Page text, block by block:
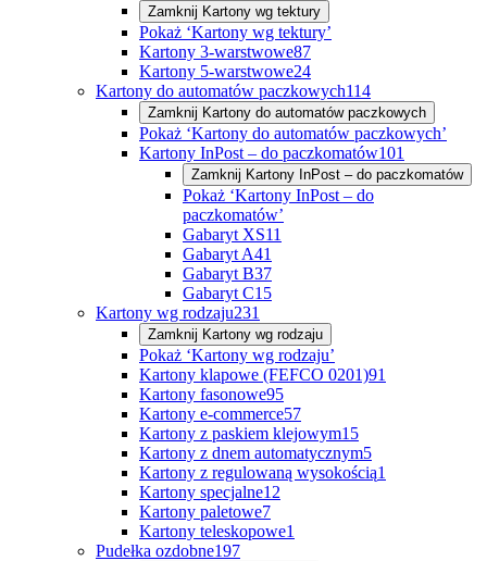
Zamknij Kartony wg tektury
Pokaż ‘Kartony wg tektury’
Kartony 3-warstwowe87
Kartony 5-warstwowe24
Kartony do automatów paczkowych114
Zamknij Kartony do automatów paczkowych
Pokaż ‘Kartony do automatów paczkowych’
Kartony InPost – do paczkomatów101
Zamknij Kartony InPost – do paczkomatów
Pokaż ‘Kartony InPost – do
paczkomatów’
Gabaryt XS11
Gabaryt A41
Gabaryt B37
Gabaryt C15
Kartony wg rodzaju231
Zamknij Kartony wg rodzaju
Pokaż ‘Kartony wg rodzaju’
Kartony klapowe (FEFCO 0201)91
Kartony fasonowe95
Kartony e-commerce57
Kartony z paskiem klejowym15
Kartony z dnem automatycznym5
Kartony z regulowaną wysokością1
Kartony specjalne12
Kartony paletowe7
Kartony teleskopowe1
Pudełka ozdobne197